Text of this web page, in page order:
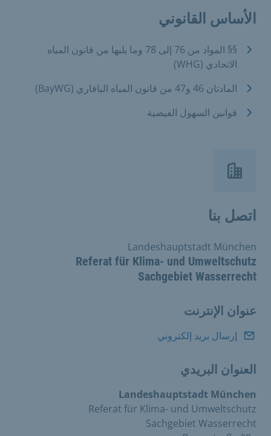
الأساس القانوني
§§ المواد من 76 إلى 78 وما يليها من قانون المياه
الاتحادي (WHG)
المادتان 46 و47 من قانون المياه البافاري (BayWG)
قوانين السهول الفيضية
اتصل بنا
Referat für Klima- und Umweltschutz
Sachgebiet Wasserrecht
Landeshauptstadt München
عنوان الإنترنت
إرسال بريد إلكتروني
العنوان البريدي
Landeshauptstadt München
Referat für Klima- und Umweltschutz
Sachgebiet Wasserrecht